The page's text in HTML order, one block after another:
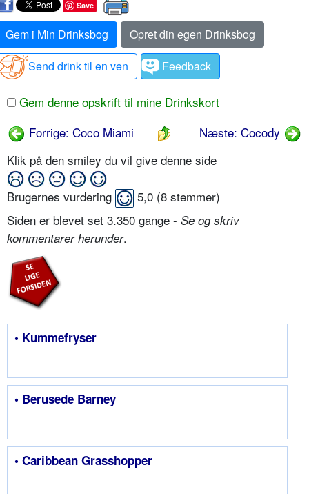
Save
Gem i Min Drinksbog
Opret din egen Drinksbog
Send drink til en ven
Feedback
Gem denne opskrift til mine Drinkskort
Forrige: Coco Miami
Næste: Cocody
Klik på den smiley du vil give denne side
Brugernes vurdering 5,0 (8 stemmer)
Siden er blevet set 3.350 gange - Se og skriv
kommentarer herunder.
• Kummefryser
• Berusede Barney
• Caribbean Grasshopper